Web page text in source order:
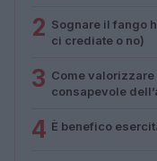
2 Sognare il fango
ci crediate o no)
3 Come
consapevole
4 È benefico